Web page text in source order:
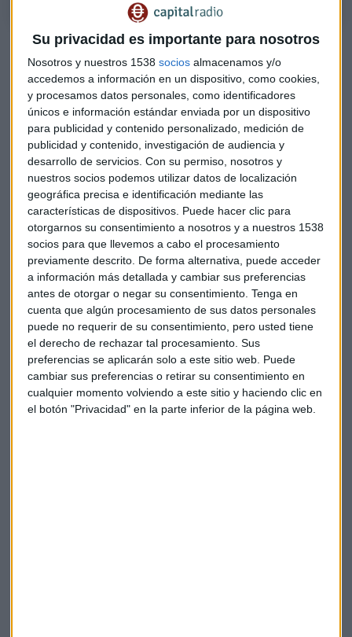
Su privacidad es importante para nosotros
Nosotros y nuestros 1538 socios almacenamos y/o
accedemos a información en un dispositivo, como cookies,
y procesamos datos personales, como identificadores
únicos e información estándar enviada por un dispositivo
para publicidad y contenido personalizado, medición de
publicidad y contenido, investigación de audiencia y
desarrollo de servicios. Con su permiso, nosotros y
nuestros socios podemos utilizar datos de localización
geográfica precisa e identificación mediante las
características de dispositivos. Puede hacer clic para
otorgarnos su consentimiento a nosotros y a nuestros 1538
socios para que llevemos a cabo el procesamiento
previamente descrito. De forma alternativa, puede acceder
a información más detallada y cambiar sus preferencias
antes de otorgar o negar su consentimiento. Tenga en
cuenta que algún procesamiento de sus datos personales
puede no requerir de su consentimiento, pero usted tiene
el derecho de rechazar tal procesamiento. Sus
preferencias se aplicarán solo a este sitio web. Puede
cambiar sus preferencias o retirar su consentimiento en
cualquier momento volviendo a este sitio y haciendo clic en
el botón "Privacidad" en la parte inferior de la página web.
"Nosotros entendemos que el
elemento diferencial en los procesos de
innovación son las personas. Buscamos
empoderarlas, darles las herramientas
clave para que puedan desarrollar
esos procesos de innovación
disruptiva".
Universidad, innovación y capital
humano, la sinergia perfecta
Trabajar con las personas es clave en estos procesos de
innovaciónporque ayuda, según nuestro invitado de esta
semana, a potenciar la necesaria creatividad que se ha de
plasmar en ellos.
Recuerda que elingenio creativo no tiende a ser unvalor
reseñableen el sistema educativo español. Por ello, lograr
este ejercicio al amparo de una fundación ligada al mundo